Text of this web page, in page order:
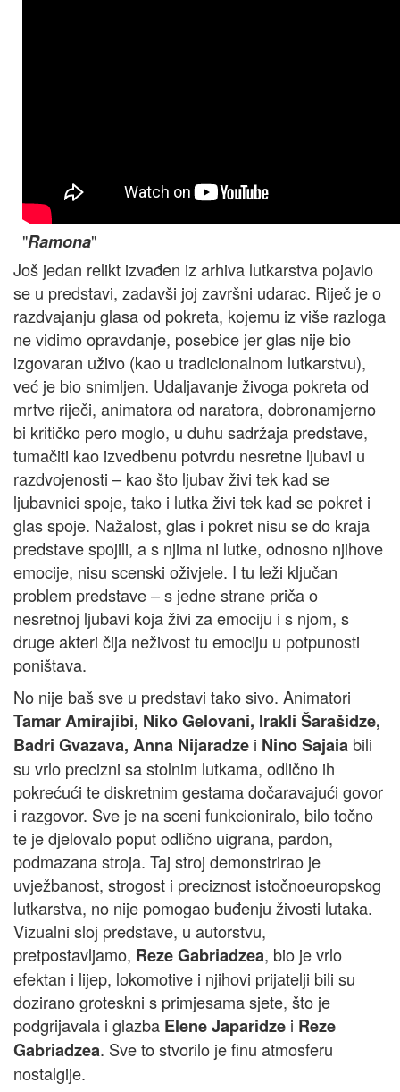
"Ramona"
Još jedan relikt izvađen iz arhiva lutkarstva pojavio
se u predstavi, zadavši joj završni udarac. Riječ je o
razdvajanju glasa od pokreta, kojemu iz više razloga
ne vidimo opravdanje, posebice jer glas nije bio
izgovaran uživo (kao u tradicionalnom lutkarstvu),
već je bio snimljen. Udaljavanje živoga pokreta od
mrtve riječi, animatora od naratora, dobronamjerno
bi kritičko pero moglo, u duhu sadržaja predstave,
tumačiti kao izvedbenu potvrdu nesretne ljubavi u
razdvojenosti – kao što ljubav živi tek kad se
ljubavnici spoje, tako i lutka živi tek kad se pokret i
glas spoje. Nažalost, glas i pokret nisu se do kraja
predstave spojili, a s njima ni lutke, odnosno njihove
emocije, nisu scenski oživjele. I tu leži ključan
problem predstave – s jedne strane priča o
nesretnoj ljubavi koja živi za emociju i s njom, s
druge akteri čija neživost tu emociju u potpunosti
poništava.
No nije baš sve u predstavi tako sivo. Animatori
Tamar Amirajibi, Niko Gelovani, Irakli Šarašidze,
Badri Gvazava, Anna Nijaradze i Nino Sajaia bili
su vrlo precizni sa stolnim lutkama, odlično ih
pokrećući te diskretnim gestama dočaravajući govor
i razgovor. Sve je na sceni funkcioniralo, bilo točno
te je djelovalo poput odlično uigrana, pardon,
podmazana stroja. Taj stroj demonstrirao je
uvježbanost, strogost i preciznost istočnoeuropskog
lutkarstva, no nije pomogao buđenju živosti lutaka.
Vizualni sloj predstave, u autorstvu,
pretpostavljamo, Reze Gabriadzea, bio je vrlo
efektan i lijep, lokomotive i njihovi prijatelji bili su
dozirano groteskni s primjesama sjete, što je
podgrijavala i glazba Elene Japaridze i Reze
Gabriadzea. Sve to stvorilo je finu atmosferu
nostalgije.